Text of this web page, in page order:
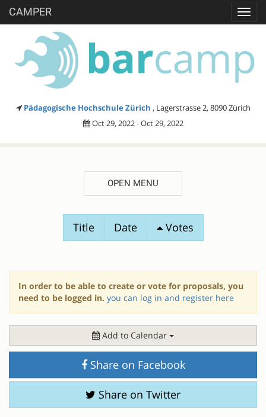
CAMPER
Pädagogische Hochschule Zürich , Lagerstrasse 2, 8090 Zürich
Oct 29, 2022 - Oct 29, 2022
OPEN MENU
Title Date Votes
In order to be able to create or vote for proposals, you
need to be logged in. you can log in and register here
Add to Calendar
Share on Facebook
Share on Twitter